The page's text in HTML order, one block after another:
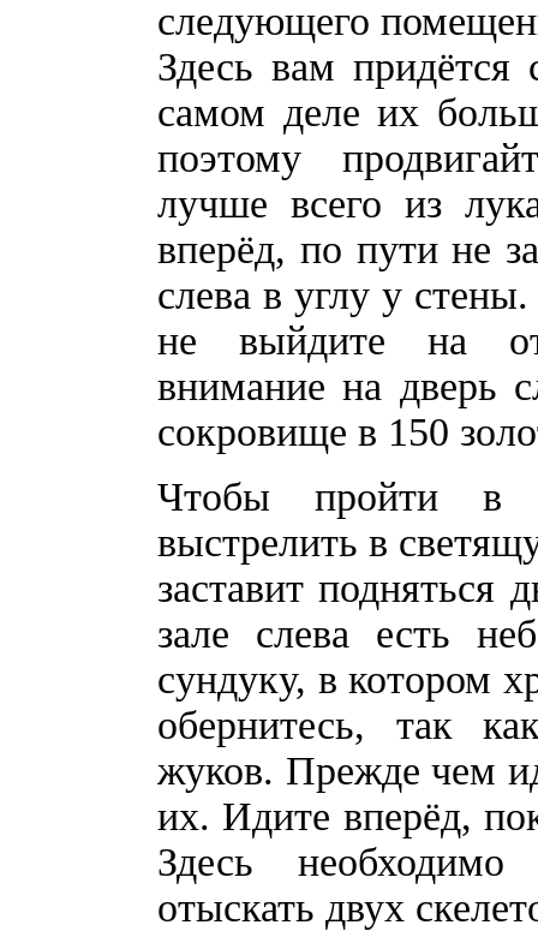
следующего
Здесь вам
самом деле их
поэтому
лучше всего из
вперёд, по пути не
слева в углу у
не выйдите на
внимание на дверь
сокровище в 150
Чтобы пройти в
выстрелить в
заставит
зале слева есть
сундуку, в котором
обернитесь, так
жуков. Прежде чем
их. Идите вперёд,
Здесь
отыскать двух